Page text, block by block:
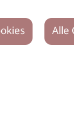
Alle